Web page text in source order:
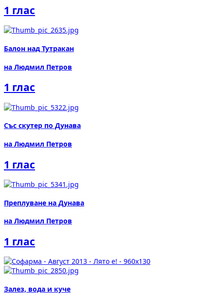
1 глас
Балон над Тутракан
на Людмил Петров
1 глас
Със скутер по Дунава
на Людмил Петров
1 глас
Преплуване на Дунава
на Людмил Петров
1 глас
Залез, вода и куче